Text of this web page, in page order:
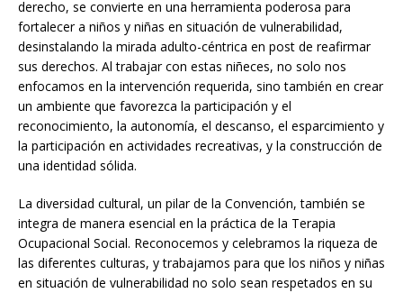
derecho, se convierte en una herramienta poderosa para
fortalecer a niños y niñas en situación de vulnerabilidad,
desinstalando la mirada adulto-céntrica en post de reafirmar
sus derechos. Al trabajar con estas niñeces, no solo nos
enfocamos en la intervención requerida, sino también en crear
un ambiente que favorezca la participación y el
reconocimiento, la autonomía, el descanso, el esparcimiento y
la participación en actividades recreativas, y la construcción de
una identidad sólida.
La diversidad cultural, un pilar de la Convención, también se
integra de manera esencial en la práctica de la Terapia
Ocupacional Social. Reconocemos y celebramos la riqueza de
las diferentes culturas, y trabajamos para que los niños y niñas
en situación de vulnerabilidad no solo sean respetados en su